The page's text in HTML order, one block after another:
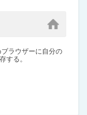
ラウザーに自分の
する。